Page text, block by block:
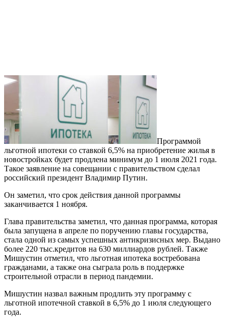
Программой
льготной ипотеки со ставкой 6,5% на приобретение жилья в
новостройках будет продлена минимум до 1 июля 2021 года.
Такое заявление на совещании с правительством сделал
российский президент Владимир Путин.
Он заметил, что срок действия данной программы
заканчивается 1 ноября.
Глава правительства заметил, что данная программа, которая
была запущена в апреле по поручению главы государства,
стала одной из самых успешных антикризисных мер. Выдано
более 220 тыс.кредитов на 630 миллиардов рублей. Также
Мишустин отметил, что льготная ипотека востребована
гражданами, а также она сыграла роль в поддержке
строительной отрасли в период пандемии.
Мишустин назвал важным продлить эту программу с
льготной ипотечной ставкой в 6,5% до 1 июля следующего
года.